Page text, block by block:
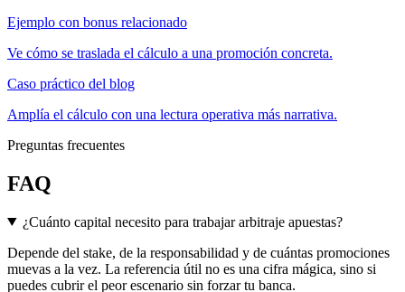
Ejemplo con bonus relacionado
Ve cómo se traslada el cálculo a una promoción concreta.
Caso práctico del blog
Amplía el cálculo con una lectura operativa más narrativa.
Preguntas frecuentes
FAQ
¿Cuánto capital necesito para trabajar arbitraje apuestas?
Depende del stake, de la responsabilidad y de cuántas promociones
muevas a la vez. La referencia útil no es una cifra mágica, sino si
puedes cubrir el peor escenario sin forzar tu banca.